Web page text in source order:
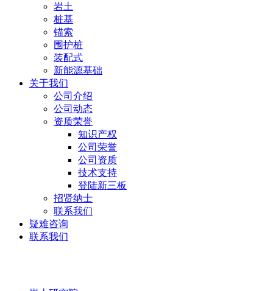
岩土
桩基
锚索
围护桩
装配式
新能源基础
关于我们
公司介绍
公司动态
资质荣誉
知识产权
公司荣誉
公司资质
技术支持
登陆新三板
招贤纳士
联系我们
疑难咨询
联系我们